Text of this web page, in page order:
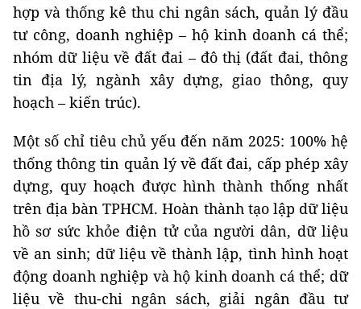
hợp và thống kê thu chi ngân sách, quản lý đầu
tư công, doanh nghiệp – hộ kinh doanh cá thể;
nhóm dữ liệu về đất đai – đô thị (đất đai, thông
tin địa lý, ngành xây dựng, giao thông, quy
hoạch – kiến trúc).
Một số chỉ tiêu chủ yếu đến năm 2025: 100% hệ
thống thông tin quản lý về đất đai, cấp phép xây
dựng, quy hoạch được hình thành thống nhất
trên địa bàn TPHCM. Hoàn thành tạo lập dữ liệu
hồ sơ sức khỏe điện tử của người dân, dữ liệu
về an sinh; dữ liệu về thành lập, tình hình hoạt
động doanh nghiệp và hộ kinh doanh cá thể; dữ
liệu về thu-chi ngân sách, giải ngân đầu tư